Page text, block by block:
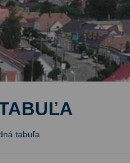
tabuľa